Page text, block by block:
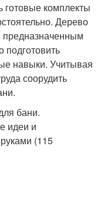
готовые комплекты
Дерево
предназначенным
подготовить
навыки. Учитывая
соорудить